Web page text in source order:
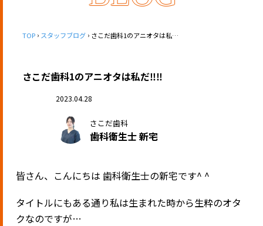
TOP スタッフブログ さこだ歯科1のアニオタは私だ‼️‼️
さこだ歯科1のアニオタは私だ‼️‼️
2023.04.28
さこだ歯科
歯科衛生士 新宅
皆さん、こんにちは 歯科衛生士の新宅です^ ^
タイトルにもある通り私は生まれた時から生粋のオタ
クなのですが…